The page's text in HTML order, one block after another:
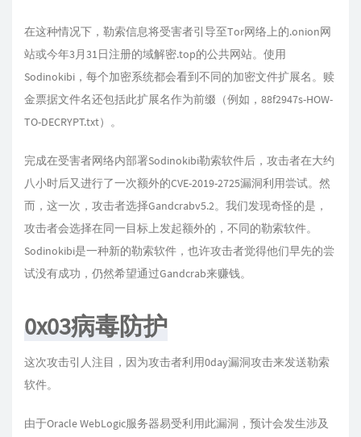
在这种情况下，勒索信息将受害者引导至Tor网络上的.onion网
站或今年3月31日注册的域解密.top的公共网站。使用
Sodinokibi，每个加密系统都会看到不同的加密文件扩展名。赎
金票据文件名还包括此扩展名作为前缀（例如，88f2947s-HOW-
TO-DECRYPT.txt）。
完成在受害者网络内部署Sodinokibi勒索软件后，攻击者在大约
八小时后又进行了一次额外的CVE-2019-2725漏洞利用尝试。然
而，这一次，攻击者选择Gandcrabv5.2。我们发现奇怪的是，
攻击者会选择在同一目标上发起额外的，不同的勒索软件。
Sodinokibi是一种新的勒索软件，也许攻击者觉得他们早先的尝
试没有成功，仍然希望通过Gandcrab来赚钱。
0x03病毒防护
这次攻击引人注目，因为攻击者利用0day漏洞攻击来发送勒索
软件。
由于Oracle WebLogic服务器易受利用此漏洞，预计会发生涉及